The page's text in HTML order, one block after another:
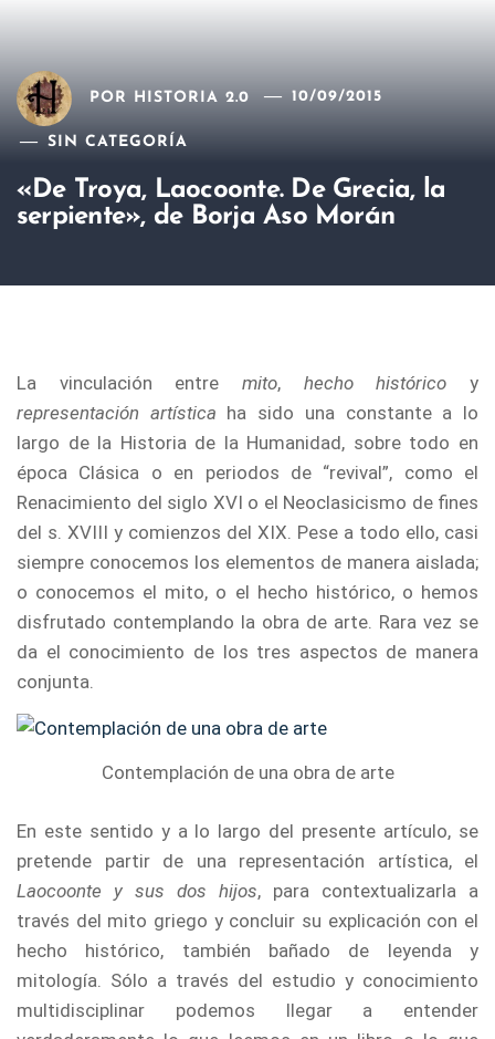
POR HISTORIA 2.0 10/09/2015
SIN CATEGORÍA
«De Troya, Laocoonte. De Grecia, la
serpiente», de Borja Aso Morán
La vinculación entre mito, hecho histórico y
representación artística ha sido una constante a lo
largo de la Historia de la Humanidad, sobre todo en
época Clásica o en periodos de “revival”, como el
Renacimiento del siglo XVI o el Neoclasicismo de fines
del s. XVIII y comienzos del XIX. Pese a todo ello, casi
siempre conocemos los elementos de manera aislada;
o conocemos el mito, o el hecho histórico, o hemos
disfrutado contemplando la obra de arte. Rara vez se
da el conocimiento de los tres aspectos de manera
conjunta.
Contemplación de una obra de arte
En este sentido y a lo largo del presente artículo, se
pretende partir de una representación artística, el
Laocoonte y sus dos hijos, para contextualizarla a
través del mito griego y concluir su explicación con el
hecho histórico, también bañado de leyenda y
mitología. Sólo a través del estudio y conocimiento
multidisciplinar podemos llegar a entender